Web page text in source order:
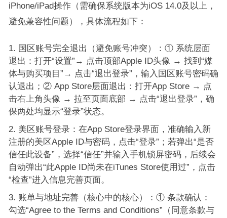
iPhone/iPad操作（需确保系统版本为iOS 14.0及以上，
避免兼容性问题），具体流程如下：
国区账号完全退出（避免账号冲突）：① 系统层面
退出：打开“设置”→ 点击顶部Apple ID头像 → 找到“媒
体与购买项目”→ 点击“退出登录”，输入国区账号密码确
认退出；② App Store层面退出：打开App Store → 点
击右上角头像 → 拉至页面底部 → 点击“退出登录”，确
保两处均显示“登录”状态。
美区账号登录：在App Store登录界面，准确输入新
注册的美区Apple ID与密码，点击“登录”；若弹出“是否
信任此设备”，选择“信任”并输入手机锁屏密码，后续会
自动弹出“此Apple ID尚未在iTunes Store使用过”，点击
“检查”进入信息完善页面。
账单与地址完善（核心中的核心）：① 条款确认：
勾选“Agree to the Terms and Conditions”（同意条款与